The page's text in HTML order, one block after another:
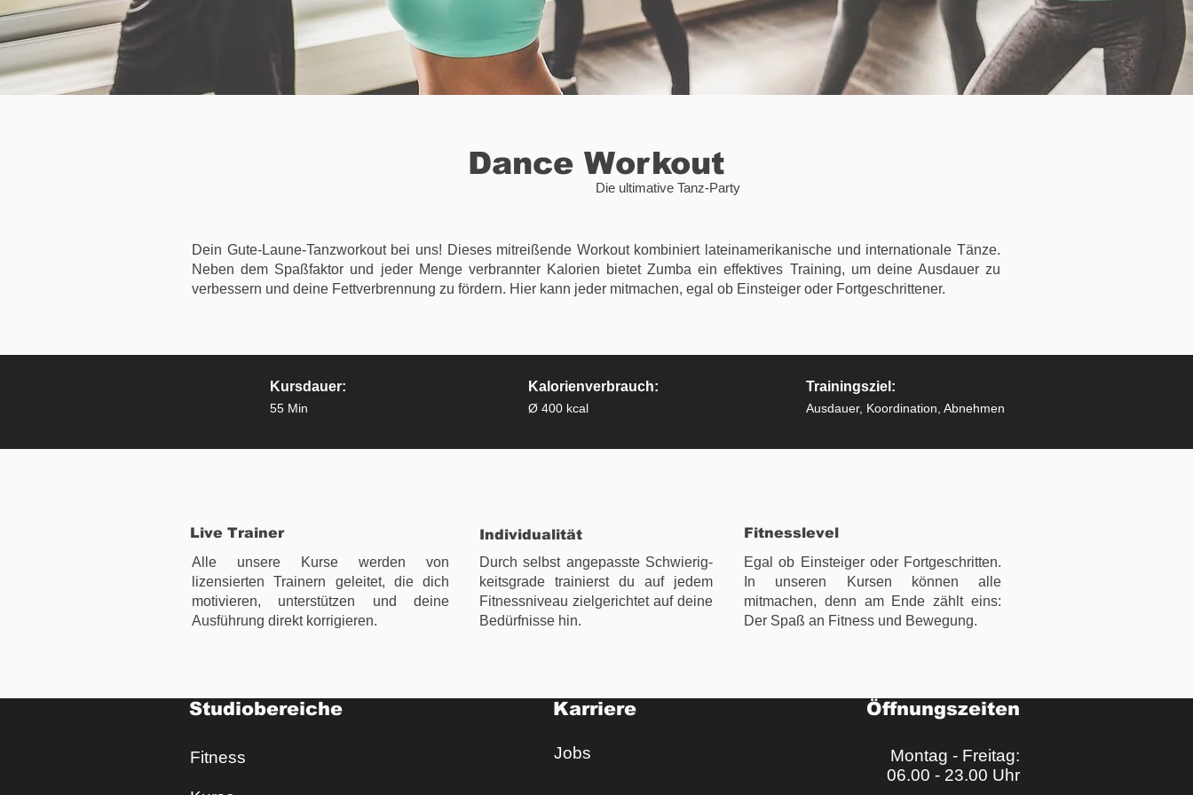
Dance Workout
Die ultimative Tanz-Party
Dein Gute-Laune-Tanzworkout bei uns! Dieses mitreißende Workout kombiniert lateinamerikanische und internationale Tänze.
Neben dem Spaßfaktor und jeder Menge verbrannter Kalorien bietet Zumba ein effektives Training, um deine Ausdauer zu
verbessern und deine Fettverbrennung zu fördern. Hier kann jeder mitmachen, egal ob Einsteiger oder Fortgeschrittener.
Kursdauer:
55 Min
Kalorienverbrauch:
Ø 400 kcal
Trainingsziel:
Ausdauer, Koordination, Abnehmen
Live Trainer
Alle unsere Kurse werden von
lizensierten Trainern geleitet, die dich
motivieren, unterstützen und deine
Ausführung direkt korrigieren.
Individualität
Durch selbst angepasste Schwierig-
keitsgrade trainierst du auf jedem
Fitnessniveau zielgerichtet auf deine
Bedürfnisse hin.
Fitnesslevel
Egal ob Einsteiger oder Fortgeschritten.
In unseren Kursen können alle
mitmachen, denn am Ende zählt eins:
Der Spaß an Fitness und Bewegung.
Studiobereiche
Fitness
Karriere
Jobs
Öffnungszeiten
Montag - Freitag:
06.00 - 23.00 Uhr